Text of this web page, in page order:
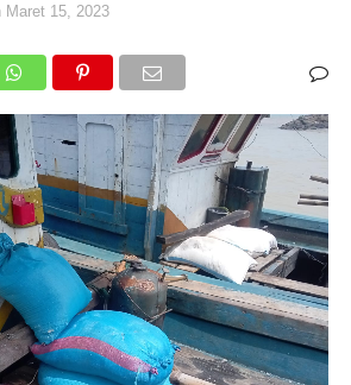
Maret 15, 2023